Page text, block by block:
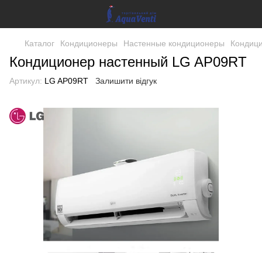
Каталог Кондиционеры Настенные кондиционеры
Кондиционер настенный LG AP09RT
Артикул: LG AP09RT Залишити відгук